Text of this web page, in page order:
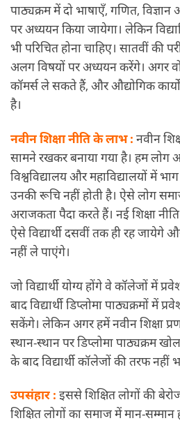
पाठ्यक्रम में दो भाषाएँ, गणित,
परअध्ययनकिया जायेगा। लेकिन
भी परिचित होना चाहिए। सातवीं की
अलग विषयों परअध्ययनकरेंगे। अगर
कॉमर्स ले सकते हैं, और औद्योगिक
है।
नवीन शिक्षा नीति के लाभ : नवीन
सामने रखकर बनाया गया है। हम
विश्वविद्यालय और महाविद्यालयों में
उनकी रूचि नहीं होती है। ऐसे लोग
अराजकता पैदा करते हैं। नई शिक्षा
ऐसे विद्यार्थी दसवीं तक ही रह जायेगे
नहीं ले पाएंगे।
जो विद्यार्थी योग्य होंगे वे कॉलेजों में
बाद विद्यार्थी डिप्लोमा पाठ्यक्रमों में
सकेंगे। लेकिन अगर हमें नवीन शिक्षा
स्थान-स्थान पर डिप्लोमा पाठ्यक्रम
के बाद विद्यार्थी कॉलेजों की तरफ नहीं
उपसंहार : इससे शिक्षित लोगों की
शिक्षित लोगों का समाज में मान-सम्मान